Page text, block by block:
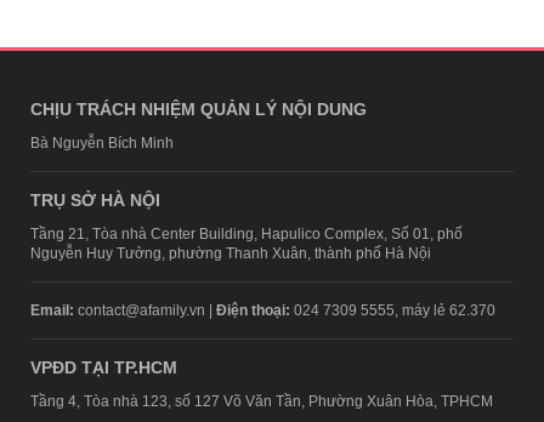
CHỊU TRÁCH NHIỆM QUẢN LÝ NỘI DUNG
Bà Nguyễn Bích Minh
TRỤ SỞ HÀ NỘI
Tầng 21, Tòa nhà Center Building, Hapulico Complex, Số 01, phố
Nguyễn Huy Tưởng, phường Thanh Xuân, thành phố Hà Nội
Email: contact@afamily.vn | Điện thoại: 024 7309 5555, máy lẻ 62.370
VPĐD TẠI TP.HCM
Tầng 4, Tòa nhà 123, số 127 Võ Văn Tần, Phường Xuân Hòa, TPHCM